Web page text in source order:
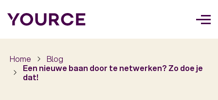
Home
Blog
Een nieuwe baan door te netwerken? Zo doe je
dat!